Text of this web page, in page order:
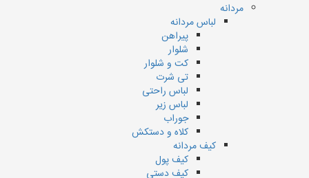
مردانه
لباس مردانه
پیراهن
شلوار
کت و شلوار
تی شرت
لباس راحتی
لباس زیر
جوراب
کلاه و دستکش
کیف مردانه
کیف پول
کیف دستی